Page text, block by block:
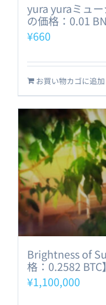
yura yuraミュ
の価格：0.01
¥660
お買い物カゴに追加
Brightness of
格：0.2582 BTC】
¥1,100,000